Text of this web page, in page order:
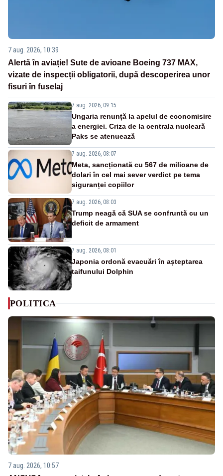
7 aug. 2026, 10:39
Alertă în aviație! Sute de avioane Boeing 737 MAX,
vizate de inspecții obligatorii, după descoperirea unor
fisuri în fuselaj
7 aug. 2026, 09:15
Ungaria renunță la apelul de economisire
a energiei. Criza de la centrala nucleară
Paks se atenuează
7 aug. 2026, 08:07
Meta, sancționată cu 567 de milioane de
dolari în cel mai sever verdict pe tema
siguranței copiilor
7 aug. 2026, 08:03
Trump neagă că SUA se confruntă cu un
deficit de armament
7 aug. 2026, 08:01
Japonia ordonă evacuări în așteptarea
taifunului Dolphin
POLITICA
7 aug. 2026, 10:57